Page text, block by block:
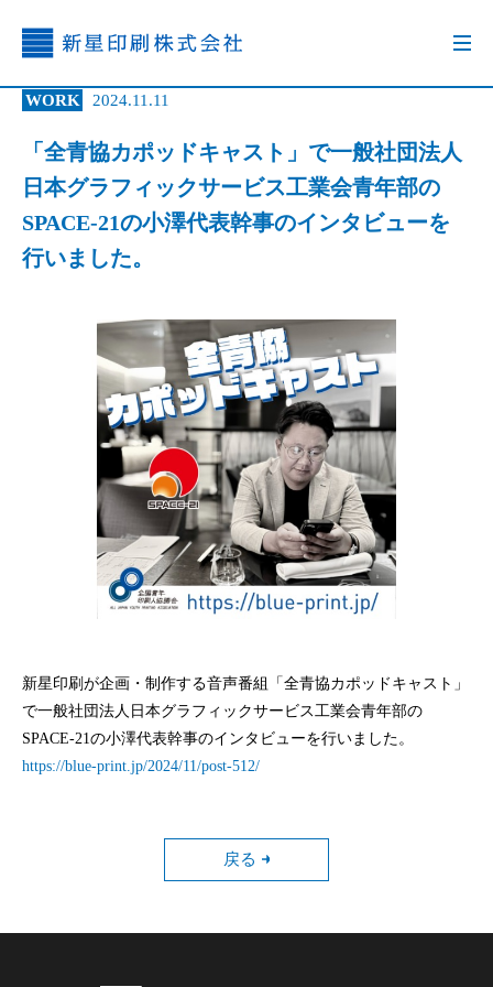
WORK 2024.11.11
「全青協カポッドキャスト」で一般社団法人
日本グラフィックサービス工業会青年部の
SPACE-21の小澤代表幹事のインタビューを
行いました。
新星印刷が企画・制作する音声番組「全青協カポッドキャスト」
で一般社団法人日本グラフィックサービス工業会青年部の
SPACE-21の小澤代表幹事のインタビューを行いました。
https://blue-print.jp/2024/11/post-512/
戻る